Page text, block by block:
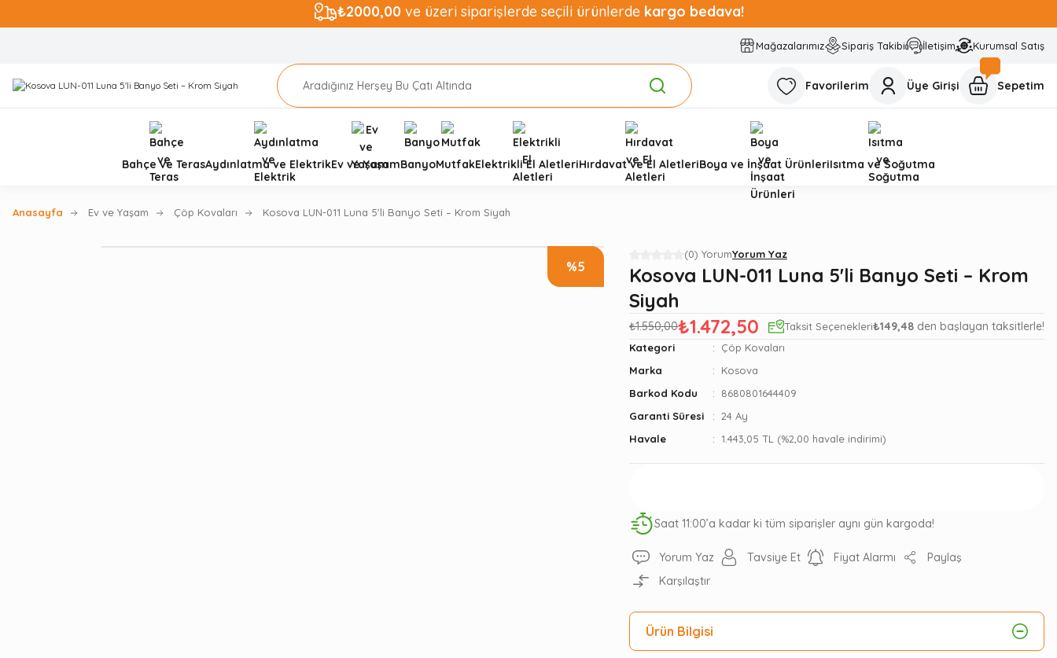
₺2000,00ve üzeri siparişlerde seçili ürünlerde kargo bedava!
Mağazalarımız Sipariş Takibi İletişim Kurumsal Satış
Favorilerim Üye Girişi Sepetim
Bahçe ve TerasAydınlatma ve ElektrikEv ve YaşamBanyoMutfakElektrikli El AletleriHırdavat ve El AletleriBoya ve İnşaat ÜrünleriIsıtma ve Soğutma
Anasayfa Ev ve Yaşam Çöp Kovaları Kosova LUN-011 Luna 5'li Banyo Seti – Krom Siyah
%5
(0) YorumYorum Yaz
Kosova LUN-011 Luna 5'li Banyo Seti – Krom
Siyah
₺1.550,00₺1.472,50 Taksit Seçenekleri₺149,48 den başlayan taksitlerle!
Kategori
Çöp Kovaları
Marka
Kosova
Barkod Kodu
8680801644409
Garanti Süresi
24 Ay
Havale
1.443,05 TL (%2,00 havale indirimi)
Saat 11:00’a kadar ki tüm siparişler aynı gün kargoda!
Yorum Yaz Tavsiye Et Fiyat Alarmı
Paylaş
Karşılaştır
Ürün Bilgisi